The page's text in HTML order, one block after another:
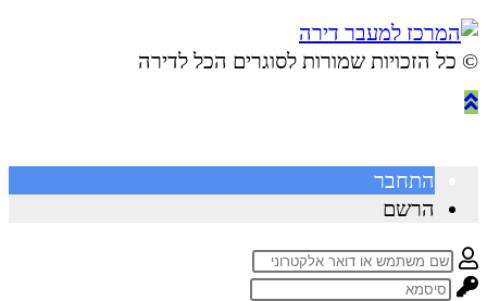
© ​כל הזכויות שמורות לסוגרים הכל לדירה
התחבר
הרשם